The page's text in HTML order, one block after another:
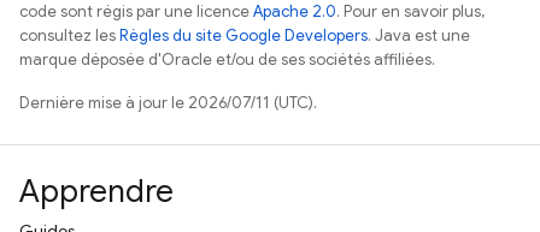
code sont régis par une licenceApache 2.0. Pour en savoir plus,
consultez lesRègles du site Google Developers. Java est une
marque déposée d'Oracle et/ou de ses sociétés affiliées.
Dernière mise à jour le 2026/07/11 (UTC).
Apprendre